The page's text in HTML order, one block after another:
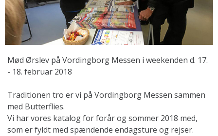
Mød Ørslev på Vordingborg Messen i weekenden d. 17.
- 18. februar 2018
Traditionen tro er vi på Vordingborg Messen sammen
med Butterflies.
Vi har vores katalog for forår og sommer 2018 med,
som er fyldt med spændende endagsture og rejser.